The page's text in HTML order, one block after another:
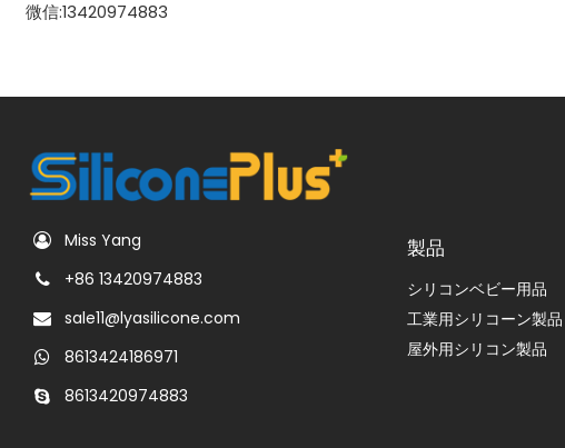
微信:13420974883
Miss Yang
+86 13420974883
sale11@lyasilicone.com
8613424186971
8613420974883
製品
シリコンベビー用品
工業用シリコーン製品
屋外用シリコン製品